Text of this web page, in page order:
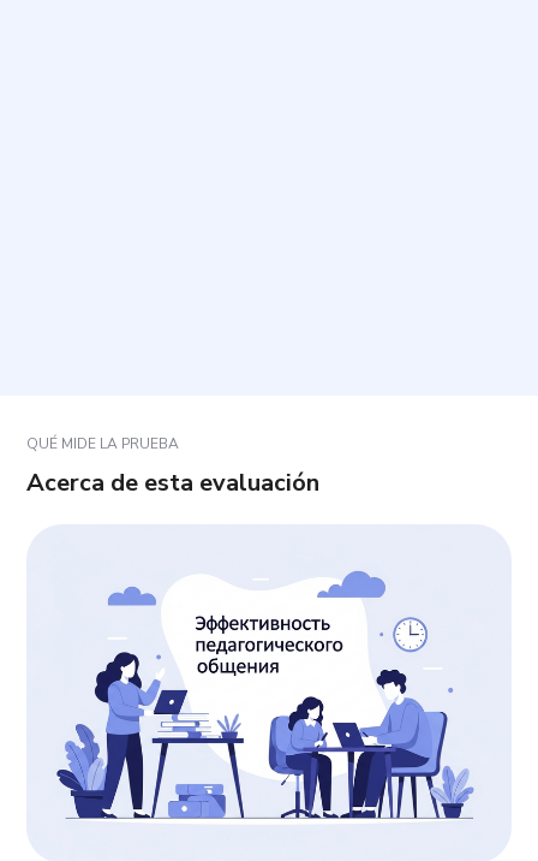
QUÉ MIDE LA PRUEBA
Acerca de esta evaluación